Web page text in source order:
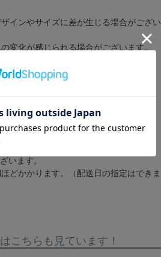
インやサイズに差が生じる場合がござい
変化が感じられる場合がございます。
ましては、品質マークに従ってくださ
備ができた商品から順に発送します。
のみご請求）
・返品はできません。
、キャンセルとなる場合がございます。
います。
どかかります。（配送日の指定はできま
こちらも見ています！